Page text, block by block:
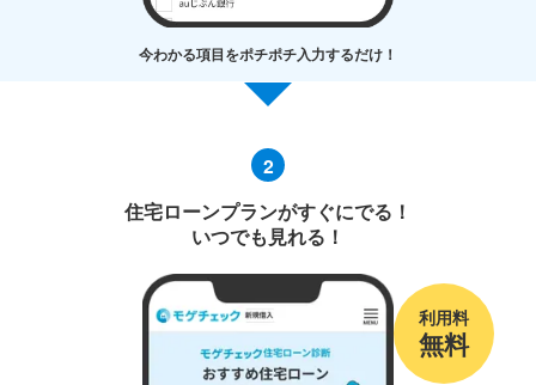
今わかる項目をポチポチ入力するだけ！
2
住宅ローンプランがすぐにでる！
いつでも見れる！